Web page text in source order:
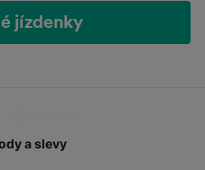
jízdenky
a slevy